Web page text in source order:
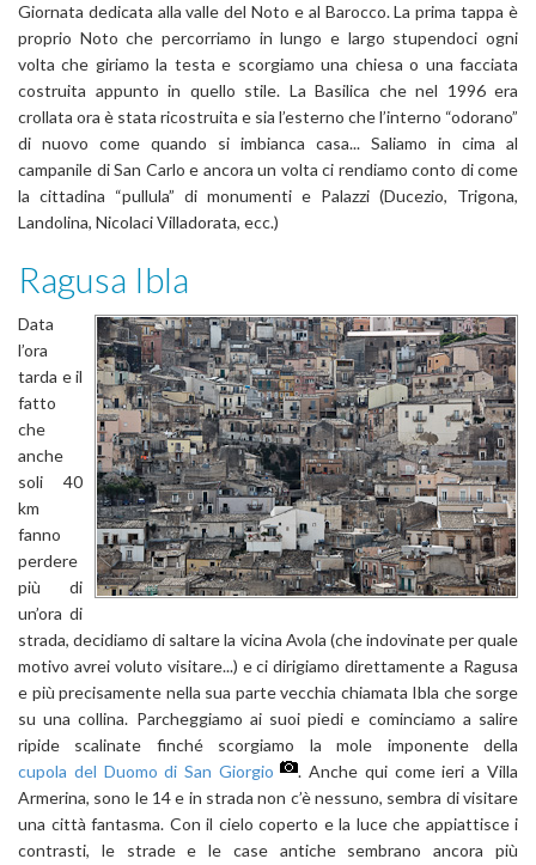
Giornata dedicata alla valle del Noto e al Barocco. La prima tappa è
proprio Noto che percorriamo in lungo e largo stupendoci ogni
volta che giriamo la testa e scorgiamo una chiesa o una facciata
costruita appunto in quello stile. La Basilica che nel 1996 era
crollata ora è stata ricostruita e sia l’esterno che l’interno “odorano”
di nuovo come quando si imbianca casa... Saliamo in cima al
campanile di San Carlo e ancora un volta ci rendiamo conto di come
la cittadina “pullula” di monumenti e Palazzi (Ducezio, Trigona,
Landolina, Nicolaci Villadorata, ecc.)
Ragusa Ibla
Data
l’ora
tarda e il
fatto
che
anche
soli 40
km
fanno
perdere
più di
un’ora di
strada, decidiamo di saltare la vicina Avola (che indovinate per quale
motivo avrei voluto visitare...) e ci dirigiamo direttamente a Ragusa
e più precisamente nella sua parte vecchia chiamata Ibla che sorge
su una collina. Parcheggiamo ai suoi piedi e cominciamo a salire
ripide scalinate finché scorgiamo la mole imponente della
cupola del Duomo di San Giorgio
. Anche qui come ieri a Villa
Armerina, sono le 14 e in strada non c’è nessuno, sembra di visitare
una città fantasma. Con il cielo coperto e la luce che appiattisce i
contrasti, le strade e le case antiche sembrano ancora più